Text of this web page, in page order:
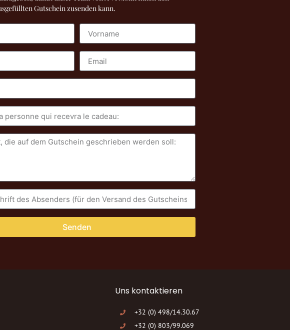
Gutschein zusenden kann.
Senden
Uns kontaktieren
+32 (0) 498/14.30.67
+32 (0) 803/99.069